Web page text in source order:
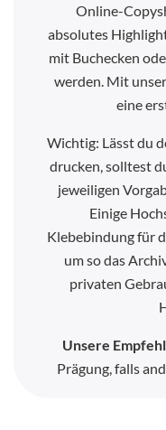
Online-
absolutes
mit Buchecken
werden. Mit
eine
Wichtig: Lässt du
drucken, solltest
jeweiligen
Einige
Klebebindung für
um so das
privaten
Unsere
Prägung, falls